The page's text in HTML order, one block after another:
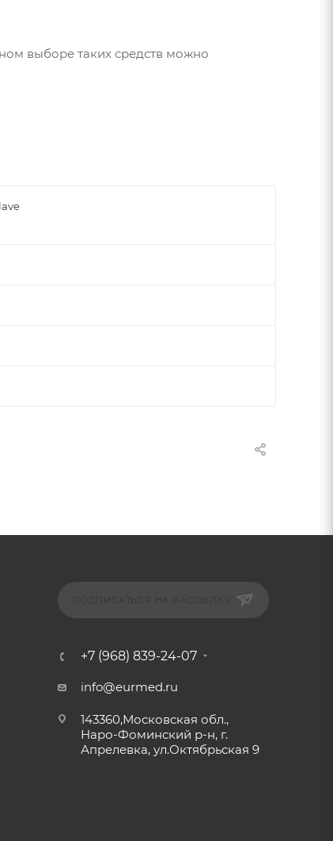
выборе таких средств можно
+7 (968) 839-24-07
info@eurmed.ru
143360,Московская обл.,
Наро-Фоминский р-н, г.
Апрелевка, ул.Октябрьская 9